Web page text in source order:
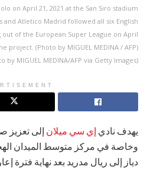
on April 21, 2021 at the San Siro stadium
and Atletico Madrid followed all six English
of the European Super League on April
project. (Photo by MIGUEL MEDINA / AFP)
by MIGUEL MEDINA/AFP via Getty Images)
يهدف نادي إي سي ميلان إلى تعزيز
وخاصة في مركز متوسط الميدان
دياز إلى ريال مدريد بعد نهاية فترة